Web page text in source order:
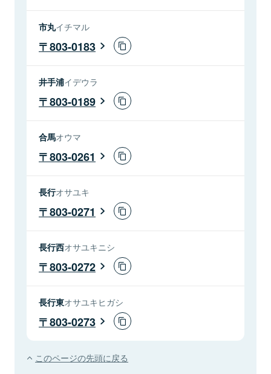
市丸イチマル
803-0183
井手浦イデウラ
803-0189
合馬オウマ
803-0261
長行オサユキ
803-0271
長行西オサユキニシ
803-0272
長行東オサユキヒガシ
803-0273
このページの先頭に戻る